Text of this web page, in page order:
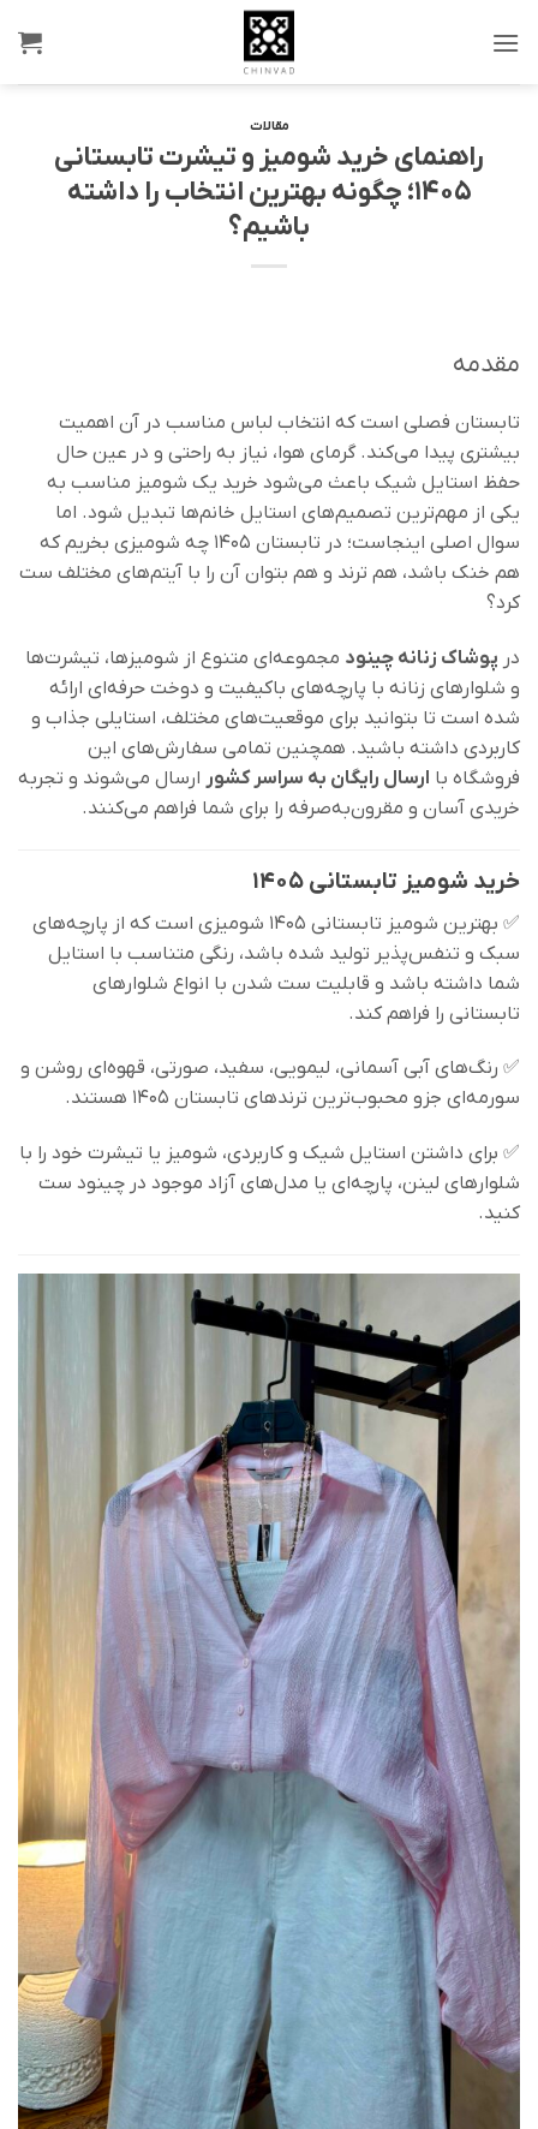
مقالات
راهنمای خرید شومیز و تیشرت تابستانی
۱۴۰۵؛ چگونه بهترین انتخاب را داشته
باشیم؟
مقدمه
تابستان فصلی است که انتخاب لباس مناسب در آن اهمیت
بیشتری پیدا می‌کند. گرمای هوا، نیاز به راحتی و در عین حال
حفظ استایل شیک باعث می‌شود خرید یک شومیز مناسب به
یکی از مهم‌ترین تصمیم‌های استایل خانم‌ها تبدیل شود. اما
سوال اصلی اینجاست؛ در تابستان ۱۴۰۵ چه شومیزی بخریم که
هم خنک باشد، هم ترند و هم بتوان آن را با آیتم‌های مختلف ست
کرد؟
در پوشاک زنانه چینود مجموعه‌ای متنوع از شومیزها، تیشرت‌ها
و شلوارهای زنانه با پارچه‌های باکیفیت و دوخت حرفه‌ای ارائه
شده است تا بتوانید برای موقعیت‌های مختلف، استایلی جذاب و
کاربردی داشته باشید. همچنین تمامی سفارش‌های این
فروشگاه با ارسال رایگان به سراسر کشور ارسال می‌شوند و تجربه
خریدی آسان و مقرون‌به‌صرفه را برای شما فراهم می‌کنند.
خرید شومیز تابستانی ۱۴۰۵
✅ بهترین شومیز تابستانی ۱۴۰۵ شومیزی است که از پارچه‌های
سبک و تنفس‌پذیر تولید شده باشد، رنگی متناسب با استایل
شما داشته باشد و قابلیت ست شدن با انواع شلوارهای
تابستانی را فراهم کند.
✅ رنگ‌های آبی آسمانی، لیمویی، سفید، صورتی، قهوه‌ای روشن و
سورمه‌ای جزو محبوب‌ترین ترندهای تابستان ۱۴۰۵ هستند.
✅ برای داشتن استایل شیک و کاربردی، شومیز یا تیشرت خود را با
شلوارهای لینن، پارچه‌ای یا مدل‌های آزاد موجود در چینود ست
کنید.